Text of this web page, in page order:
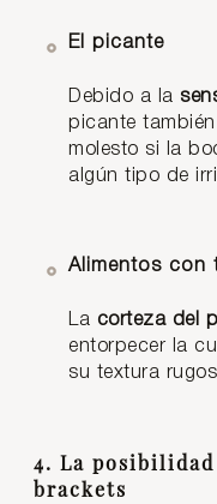
El picante
Debido a la
picante
molesto si la
algún tipo de
Alimentos con
La corteza del
entorpecer la
su textura
4. La
brackets